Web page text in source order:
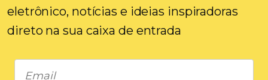
eletrônico, notícias e ideias inspiradoras
direto na sua caixa de entrada